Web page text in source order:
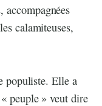
accompagnées
calamiteuses,
populiste. Elle a
peuple » veut dire